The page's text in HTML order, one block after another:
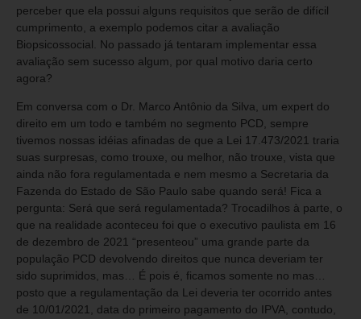
perceber que ela possui alguns requisitos que serão de difícil
cumprimento, a exemplo podemos citar a avaliação
Biopsicossocial. No passado já tentaram implementar essa
avaliação sem sucesso algum, por qual motivo daria certo
agora?
Em conversa com o Dr. Marco Antônio da Silva, um expert do
direito em um todo e também no segmento PCD, sempre
tivemos nossas idéias afinadas de que a Lei 17.473/2021 traria
suas surpresas, como trouxe, ou melhor, não trouxe, vista que
ainda não fora regulamentada e nem mesmo a Secretaria da
Fazenda do Estado de São Paulo sabe quando será! Fica a
pergunta: Será que será regulamentada? Trocadilhos à parte, o
que na realidade aconteceu foi que o executivo paulista em 16
de dezembro de 2021 “presenteou” uma grande parte da
população PCD devolvendo direitos que nunca deveriam ter
sido suprimidos, mas… É pois é, ficamos somente no mas…
posto que a regulamentação da Lei deveria ter ocorrido antes
de 10/01/2021, data do primeiro pagamento do IPVA, contudo,